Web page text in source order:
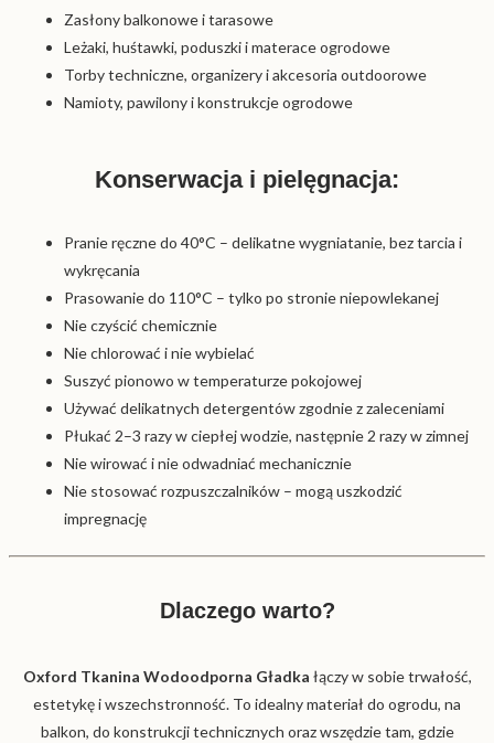
Zasłony balkonowe i tarasowe
Leżaki, huśtawki, poduszki i materace ogrodowe
Torby techniczne, organizery i akcesoria outdoorowe
Namioty, pawilony i konstrukcje ogrodowe
Konserwacja i pielęgnacja:
Pranie ręczne do 40°C – delikatne wygniatanie, bez tarcia i
wykręcania
Prasowanie do 110°C – tylko po stronie niepowlekanej
Nie czyścić chemicznie
Nie chlorować i nie wybielać
Suszyć pionowo w temperaturze pokojowej
Używać delikatnych detergentów zgodnie z zaleceniami
Płukać 2–3 razy w ciepłej wodzie, następnie 2 razy w zimnej
Nie wirować i nie odwadniać mechanicznie
Nie stosować rozpuszczalników – mogą uszkodzić
impregnację
Dlaczego warto?
Oxford Tkanina Wodoodporna Gładka łączy w sobie trwałość,
estetykę i wszechstronność. To idealny materiał do ogrodu, na
balkon, do konstrukcji technicznych oraz wszędzie tam, gdzie